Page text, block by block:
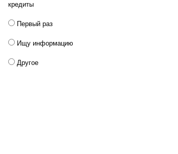
кредиты
Первый раз
Ищу информацию
Другое